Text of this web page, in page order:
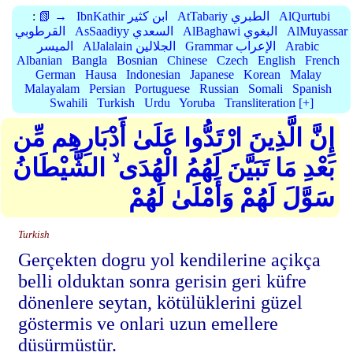
: 📗 → IbnKathir ابن كثير AtTabariy الطبري
AlQurtubi
القرطوبي
AsSaadiyy السعدي AlBaghawi البغوي
AlMuyassar
الميسر
AlJalalain الجلالين Grammar الإعراب
Arabic
Albanian
Bangla Bosnian Chinese Czech English
French
German
Hausa Indonesian Japanese Korean
Malay
Malayalam
Persian Portuguese Russian Somali
Spanish
Swahili
Turkish Urdu Yoruba Transliteration [+]
إِنَّ الَّذِينَ ارْتَدُّوا عَلَىٰ أَدْبَارِهِم مِّن
بَعْدِ مَا تَبَيَّنَ لَهُمُ الْهُدَى ۙ الشَّيْطَانُ
سَوَّلَ لَهُمْ وَأَمْلَىٰ لَهُمْ
Turkish
Gerçekten dogru yol kendilerine açikça
belli olduktan sonra gerisin geri küfre
dönenlere seytan, kötülüklerini güzel
göstermis ve onlari uzun emellere
düsürmüstür.